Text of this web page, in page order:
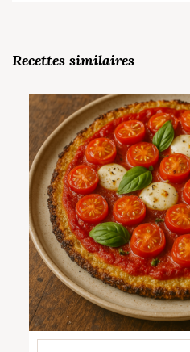
Recettes similaires